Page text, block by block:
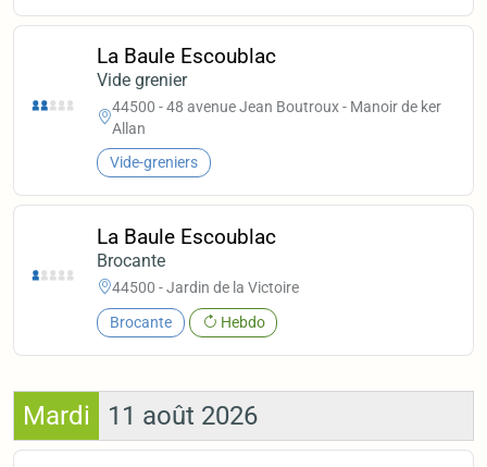
La Baule Escoublac
Vide grenier
44500 - 48 avenue Jean Boutroux - Manoir de ker
Allan
Vide-greniers
La Baule Escoublac
Brocante
44500 - Jardin de la Victoire
Brocante Hebdo
Mardi 11 août 2026